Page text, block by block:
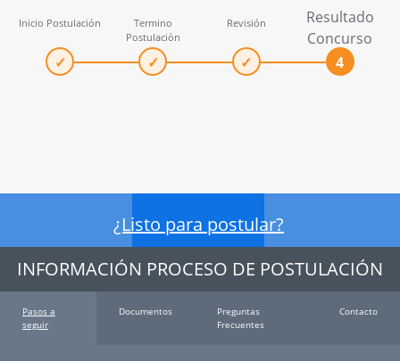
Inicio Postulación
Termino
Postulación
Revisión
Resultado
Concurso
¿Listo para postular?
INFORMACIÓN PROCESO DE POSTULACIÓN
Pasos a
seguir
Documentos
Preguntas
Frecuentes
Contacto